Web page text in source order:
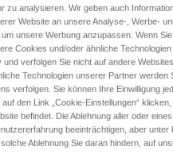
bei einer Skiabfahrt
zu analysieren. Wir geben auch
Website an unsere Analyse-, Werbe-
unsere Werbung anzupassen. Wenn
Cookies und/oder ähnliche
verfolgen Sie nicht auf andere
Technologien unserer Partner werden
verfolgen. Sie können Ihre Einwilligung
den Link „Cookie-Einstellungen“
befindet. Die Ablehnung aller oder
beeinträchtigen, aber unter
Ablehnung Sie daran hindern, auf